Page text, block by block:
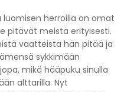
herroilla on omat
pitävät meistä erityisesti.
vaatteista hän pitää ja
sykkimään
mikä hääpuku sinulla
alttarilla. Nyt